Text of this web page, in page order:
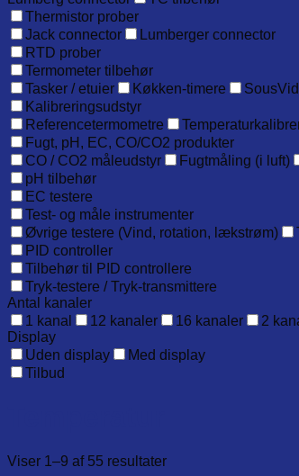
Thermistor prober
Jack connector
Lumberger connector
RTD prober
Termometer tilbehør
Tasker / etuier
Køkken-timere
Kalibreringsudstyr
Referencetermometre
Fugt, pH, EC, CO/CO2 produkter
CO / CO2 måleudstyr
Fugtmåling (i luft)
pH tilbehør
EC testere
Test- og måle instrumenter
Øvrige testere (Vind, rotation, lækstrøm)
PID controller
Tilbehør til PID controllere
Tryk-testere / Tryk-transmittere
Antal kanaler
1 kanal
12 kanaler 16 kanaler 2
Display
Uden display
Med display
Tilbud
Viser 1–9 af 55 resultater